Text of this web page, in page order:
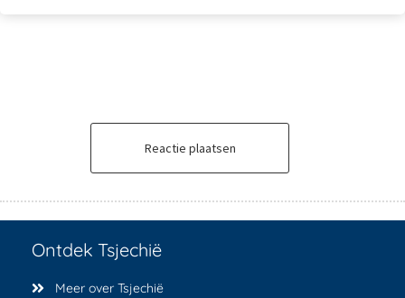
Reactie plaatsen
Ontdek Tsjechië
Meer over Tsjechië